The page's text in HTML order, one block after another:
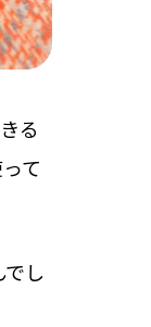
る
て
し